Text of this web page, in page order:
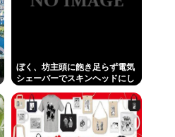
ぼく、坊主頭に飽き足らず電気
シェーバーでスキンヘッドにし